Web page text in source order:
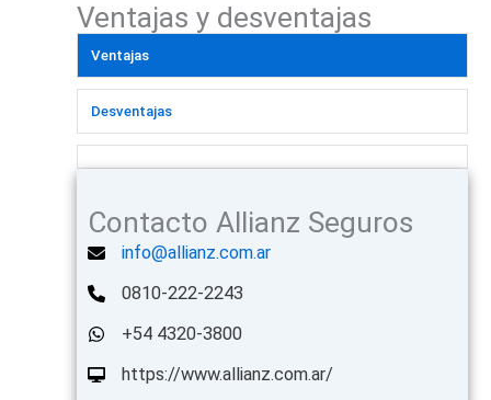
Ventajas y desventajas
Ventajas
Desventajas
Contacto Allianz Seguros
info@allianz.com.ar
0810-222-2243
+54 4320-3800
https://www.allianz.com.ar/